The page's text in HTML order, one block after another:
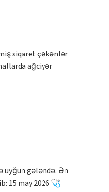
siqaret çəkənlər
ağciyər
uyğun gələndə. Ən
15 may 2026 🩺